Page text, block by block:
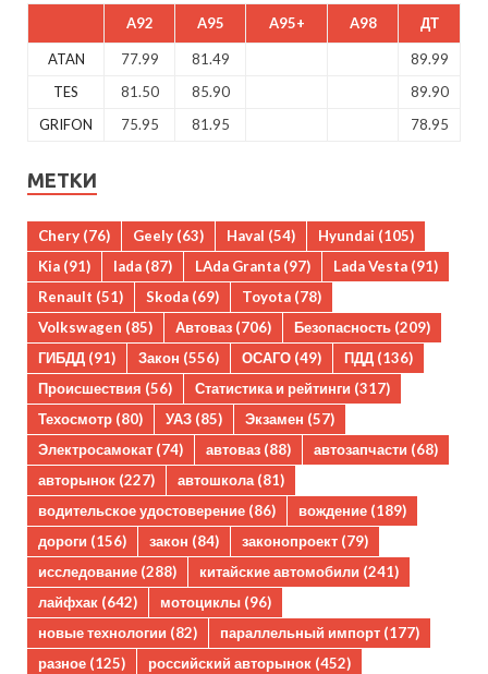
A92 A95 A95+ A98 ДТ
ATAN 77.99 81.49
89.99
TES
81.50 85.90
89.90
GRIFON
75.95 81.95 78.95
МЕТКИ
Chery (76) Geely (63) Haval (54) Hyundai (105)
Kia (91) lada (87) LAda Granta (97) Lada Vesta (91)
Renault (51) Skoda (69) Toyota (78)
Volkswagen (85) Автоваз (706) Безопасность (209)
ГИБДД (91) Закон (556) ОСАГО (49) ПДД (136)
Происшествия (56) Статистика и рейтинги (317)
Техосмотр (80) УАЗ (85) Экзамен (57)
Электросамокат (74) автоваз (88) автозапчасти (68)
авторынок (227) автошкола(81)
водительское удостоверение (86) вождение (189)
дороги (156) закон (84) законопроект (79)
исследование (288) китайские автомобили (241)
лайфхак (642) мотоциклы (96)
новые технологии (82) параллельный импорт (177)
разное (125) российский авторынок (452)